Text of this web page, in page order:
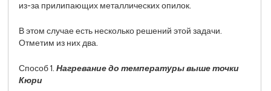
из-за прилипающих металлических опилок.
В этом случае есть несколько решений этой задачи.
Отметим из них два.
Способ 1.Нагревание до температуры выше точки
Кюри